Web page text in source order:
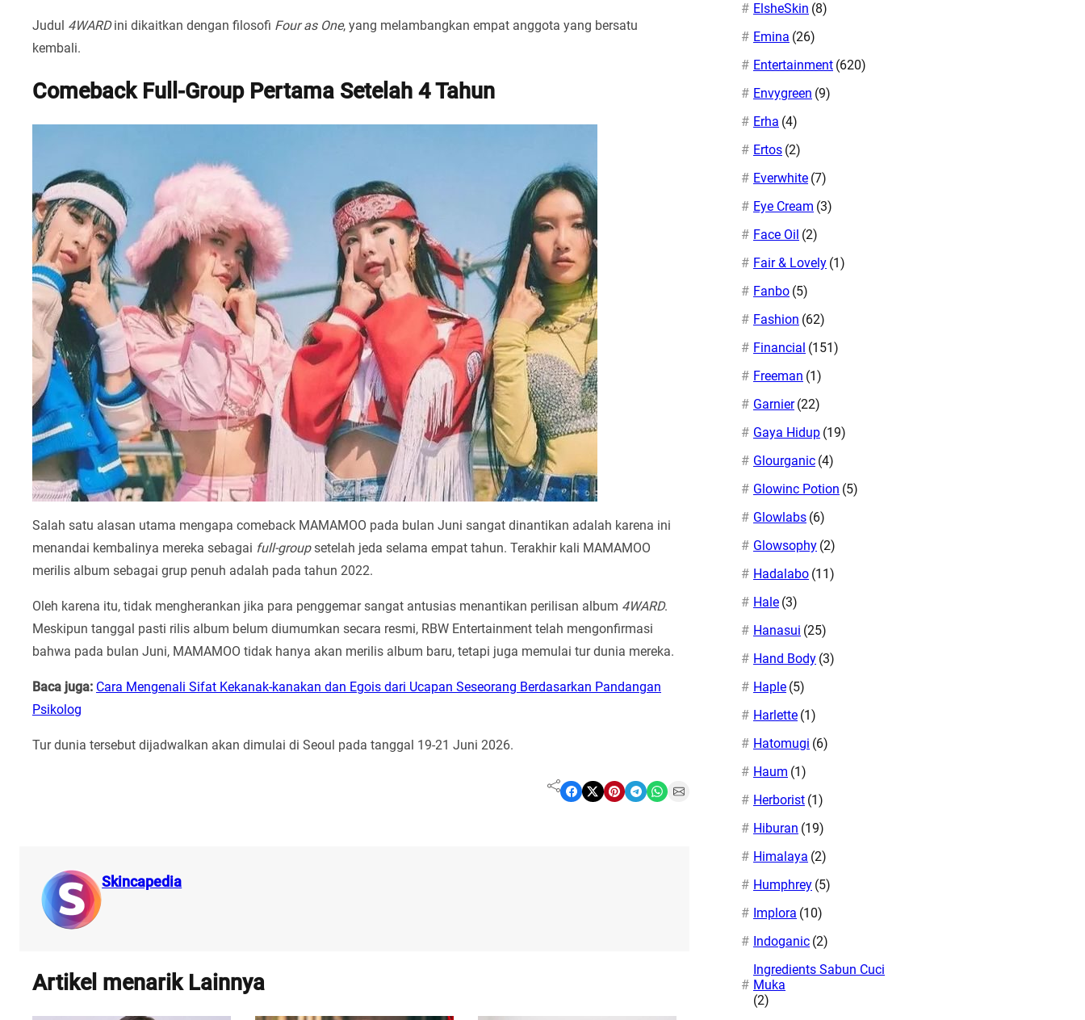
Judul 4WARDini dikaitkan dengan filosofi Four as One, yang melambangkan empat anggota yang bersatu
kembali.
Comeback Full-Group Pertama Setelah 4 Tahun
Salah satu alasan utama mengapa comeback MAMAMOO pada bulan Juni sangat dinantikan adalah karena ini
menandai kembalinya mereka sebagai full-groupsetelah jeda selama empat tahun. Terakhir kali MAMAMOO
merilis album sebagai grup penuh adalah pada tahun 2022.
Oleh karena itu, tidak mengherankan jika para penggemar sangat antusias menantikan perilisan album 4WARD.
Meskipun tanggal pasti rilis album belum diumumkan secara resmi, RBW Entertainment telah mengonfirmasi
bahwa pada bulan Juni, MAMAMOO tidak hanya akan merilis album baru, tetapi juga memulai tur dunia mereka.
Baca juga: Cara Mengenali Sifat Kekanak-kanakan dan Egois dari Ucapan Seseorang Berdasarkan Pandangan
Psikolog
Tur dunia tersebut dijadwalkan akan dimulai di Seoul pada tanggal 19-21 Juni 2026.
Share on Facebook Share on X Share on Pinterest Share on Telegram Share on WhatsApp Share on Email
Skincapedia
Artikel menarik Lainnya
ElsheSkin (8)
Emina (26)
Entertainment (620)
Envygreen (9)
Erha (4)
Ertos (2)
Everwhite (7)
Eye Cream (3)
Face Oil (2)
Fair & Lovely (1)
Fanbo (5)
Fashion (62)
Financial (151)
Freeman (1)
Garnier (22)
Gaya Hidup (19)
Glourganic (4)
Glowinc Potion (5)
Glowlabs (6)
Glowsophy (2)
Hadalabo (11)
Hale (3)
Hanasui (25)
Hand Body (3)
Haple (5)
Harlette (1)
Hatomugi (6)
Haum (1)
Herborist (1)
Hiburan (19)
Himalaya (2)
Humphrey (5)
Implora (10)
Indoganic (2)
Ingredients Sabun Cuci
Muka
(2)